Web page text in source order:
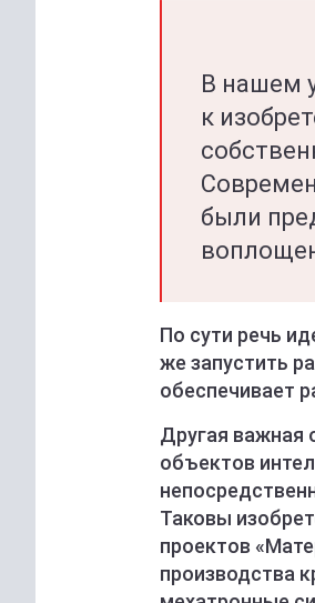
В нашем
к
были
По сути речь
же запустить
обеспечивает
Другая важная
объектов
Таковы
проектов
производства